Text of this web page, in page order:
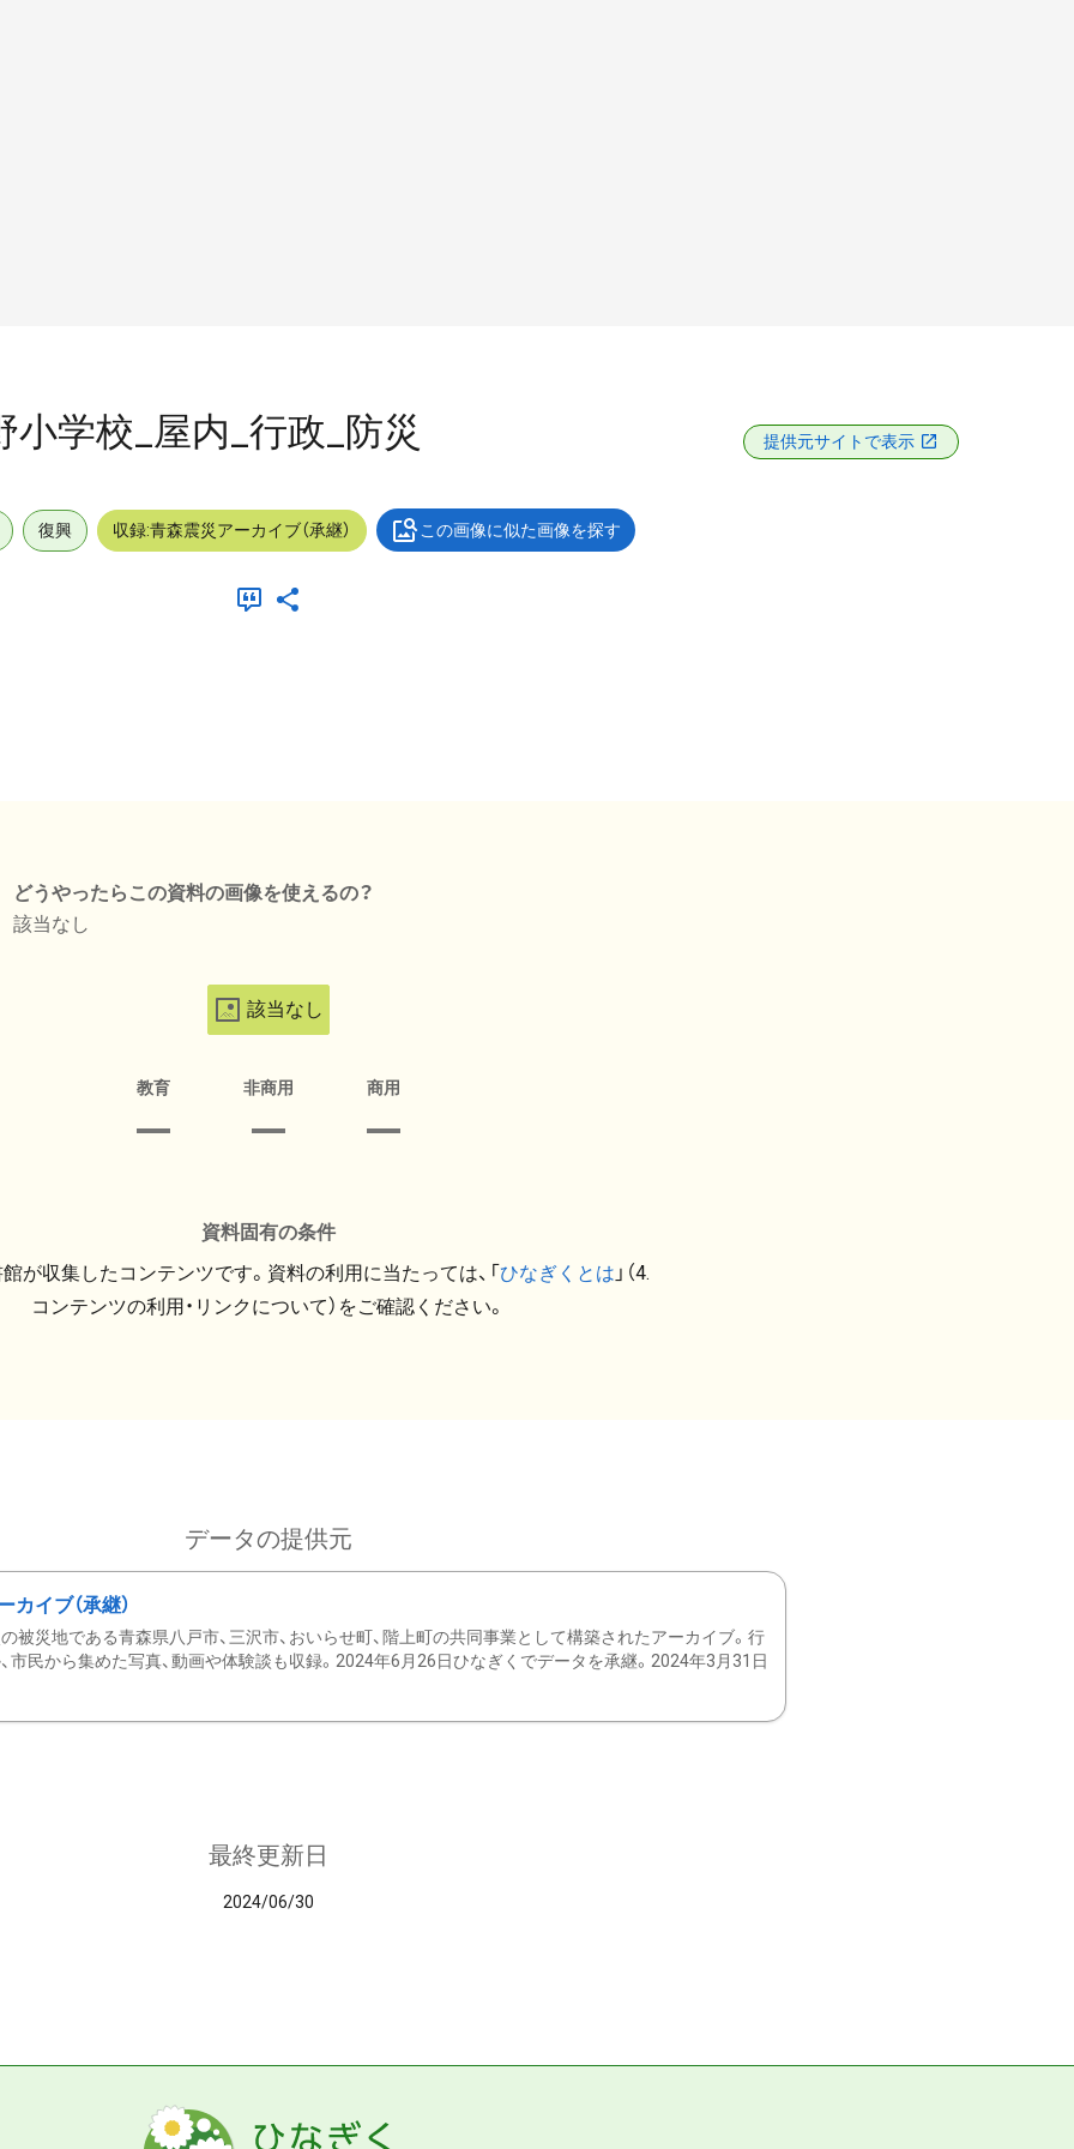
学校_屋内_行政_防災 提供元サイトで表示
復興 収録:青森震災アーカイブ（承継） この画像に似た画像を探す
どうやったらこの資料の画像を使えるの？
該当なし
該当なし
教育 非商用 商用
資料固有の条件
が収集したコンテンツです。資料の利用に当たっては、「ひなぎくとは 」（4.
コンテンツの利用・リンクについて）をご確認ください。
データの提供元
イブ（承継）
被災地である青森県八戸市、三沢市、おいらせ町、階上町の共同事業として構築されたアーカイブ。行
市民から集めた写真、動画や体験談も収録。2024年6月26日ひなぎくでデータを承継。2024年3月31日
最終更新日
2024/06/30